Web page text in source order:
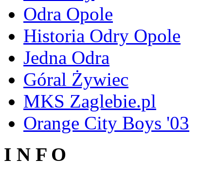
Odra Opole
Historia Odry Opole
Jedna Odra
Góral Żywiec
MKS Zaglebie.pl
Orange City Boys '03
I N F O